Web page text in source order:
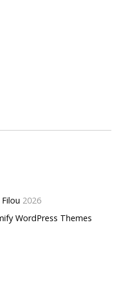
2026
WordPress Themes